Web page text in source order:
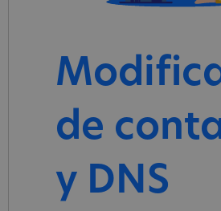
de
y DNS